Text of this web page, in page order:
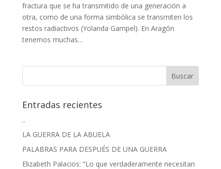
fractura que se ha transmitido de una generación a
otra, como de una forma simbólica se transmiten los
restos radiactivos (Yolanda Gampel). En Aragón
tenemos muchas...
Entradas recientes
..
LA GUERRA DE LA ABUELA
PALABRAS PARA DESPUÉS DE UNA GUERRA
Elizabeth Palacios: “Lo que verdaderamente necesitan